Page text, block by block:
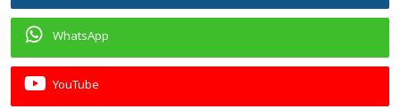
WhatsApp
YouTube